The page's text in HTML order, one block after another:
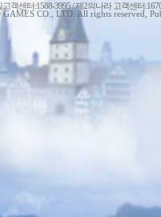
고객센터:1588-3995 / 제2의나라 고객센터
CO., LTD. All rights reserved,